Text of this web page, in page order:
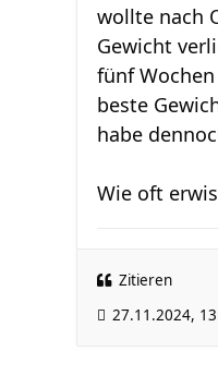
wollte nach
Gewicht
fünf
beste
habe
Wie oft
Zitieren
27.11.2024,